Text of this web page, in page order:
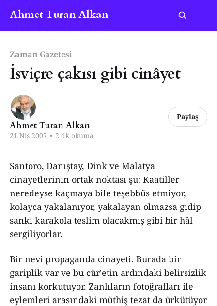
Ahmet Turan Alkan
Zaman Gazetesi
İsviçre çakısı gibi cinâyet
Ahmet Turan Alkan
21 Nis 2007 • 2 dk okuma
Paylaş
Santoro, Danıştay, Dink ve Malatya
cinayetlerinin ortak noktası şu: Kaatiller
neredeyse kaçmaya bile teşebbüs etmiyor,
kolayca yakalanıyor, yakalayan olmazsa gidip
sanki karakola teslim olacakmış gibi bir hâl
sergiliyorlar.
Bir nevi propaganda cinayeti. Burada bir
gariplik var ve bu cür'etin ardındaki belirsizlik
insanı korkutuyor. Zanlıların fotoğrafları ile
eylemleri arasındaki müthiş tezat da ürkütüyor